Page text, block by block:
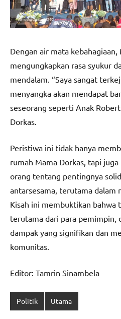
Dengan air mata kebahagiaan,
mengungkapkan rasa syukur
mendalam. “Saya sangat
menyangka akan mendapat
seseorang seperti Anak
Dorkas.
Peristiwa ini tidak hanya
rumah Mama Dorkas, tapi
orang tentang pentingnya
antarsesama, terutama dalam
Kisah ini membuktikan bahwa
terutama dari para pemimpin,
dampak yang signifikan dan
komunitas.
Editor: Tamrin Sinambela
Politik Utama